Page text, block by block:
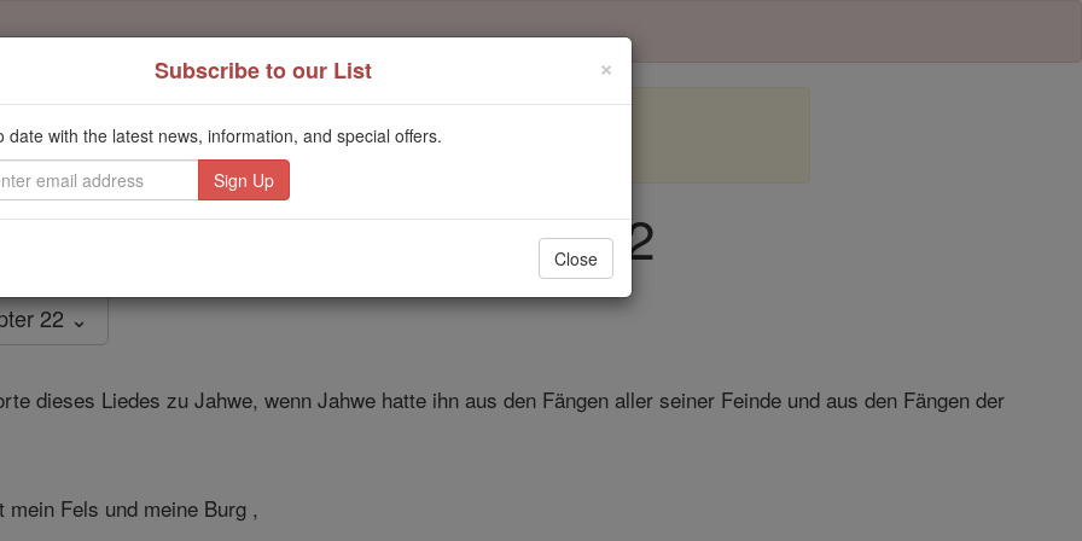
of the Rosary
2 Samuel - Kapitel 22
22 ⌄
dieses Liedes zu Jahwe, wenn Jahwe hatte ihn aus den Fängen aller seiner Feinde und aus den Fängen der
Fels und meine Burg ,
×
Subscribe to our List
date with the latest news, information, and special offers.
Close